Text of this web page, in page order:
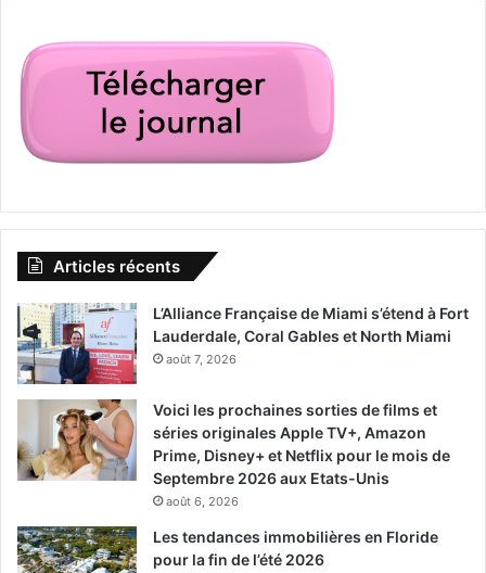
Articles récents
L’Alliance Française de Miami s’étend à Fort
Lauderdale, Coral Gables et North Miami
août 7, 2026
Voici les prochaines sorties de films et
séries originales Apple TV+, Amazon
Prime, Disney+ et Netflix pour le mois de
Septembre 2026 aux Etats-Unis
août 6, 2026
Les tendances immobilières en Floride
pour la fin de l’été 2026